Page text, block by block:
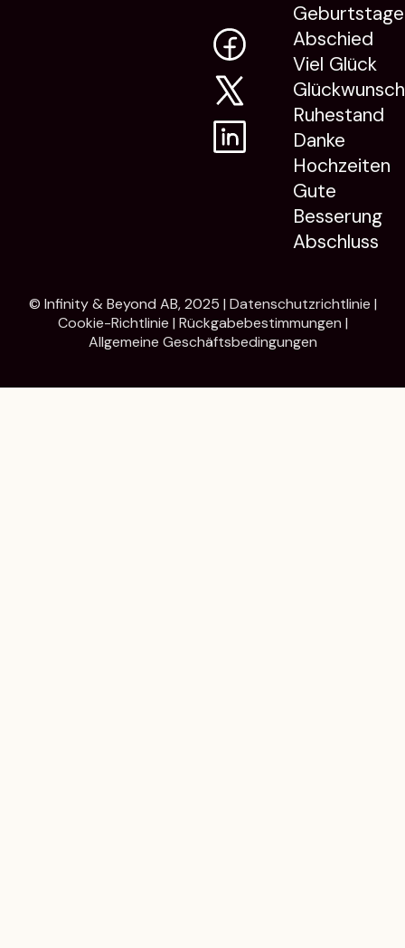
Geburtstage
Abschied
Viel Glück
Glückwunsch
Ruhestand
Danke
Hochzeiten
Gute
Besserung
Abschluss
© Infinity & Beyond AB, 2025 | Datenschutzrichtlinie |
Cookie-Richtlinie | Rückgabebestimmungen |
Allgemeine Geschäftsbedingungen